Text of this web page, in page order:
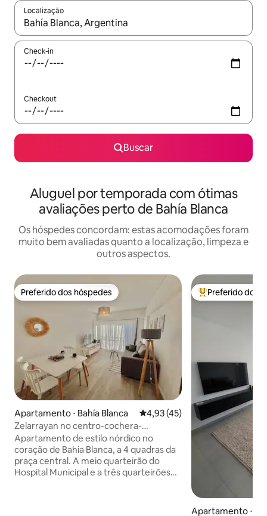
Localização
Quando os resultados estiverem disponíveis, explore-os
Check-in
Checkout
Buscar
Aluguel por temporada com ótimas
avaliações perto de Bahía Blanca
Os hóspedes concordam: estas acomodações foram
muito bem avaliadas quanto a localização, limpeza e
outros aspectos.
Preferido dos hóspedes
Preferido dos hóspedes
Apartamento ⋅ Bahía Blanca 4,93 de uma avaliação média
4,93 (45)
Zelarrayan no centro-cochera-
amenities
Apartamento de estilo nórdico no
coração de Bahia Blanca, a 4 quadras da
praça central. A meio quarteirão do
Hospital Municipal e a três quarteirões
Entre os
Preferido dos
Apartamento ⋅